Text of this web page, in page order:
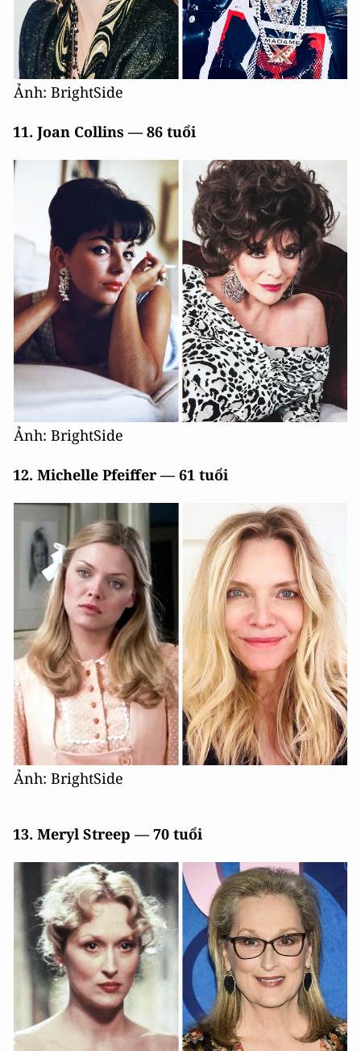
Ảnh: BrightSide
11. Joan Collins — 86 tuổi
Ảnh: BrightSide
12. Michelle Pfeiffer — 61 tuổi
Ảnh: BrightSide
13. Meryl Streep — 70 tuổi